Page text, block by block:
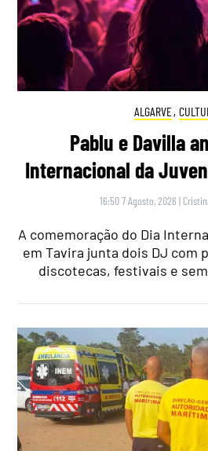
ALGARVE,
Pablu e Davilla
Internacional da
16:50 7 Agosto, 2026 |
A comemoração do Dia
em Tavira junta dois DJ com
discotecas, festivais e